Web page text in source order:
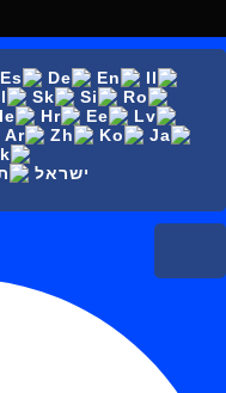
ישראל